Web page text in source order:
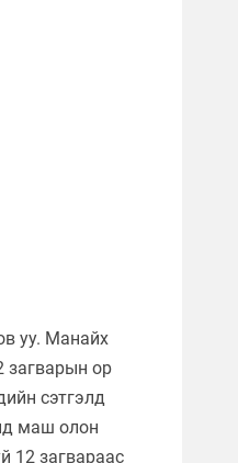
уу. Манайх
загварын ор
сэтгэлд
маш олон
12 загвараас